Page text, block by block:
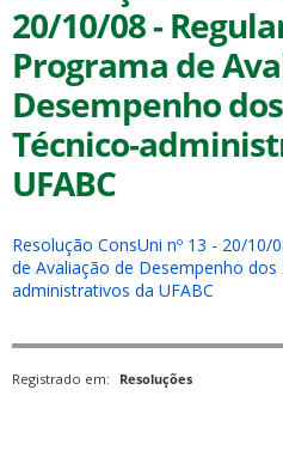
20/10/08 -
Programa de
Desempenho
Técnico-
UFABC
Resolução ConsUni nº 13 - 20/
de Avaliação de Desempenho dos
administrativos da UFABC
Registrado em: Resoluções